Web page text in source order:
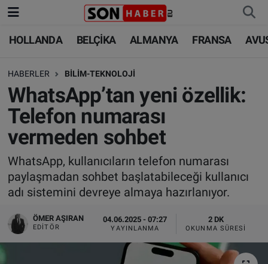
HOLLANDA BELÇİKA ALMANYA FRANSA
HABERLER BİLİM-TEKNOLOJİ
WhatsApp’tan yeni özellik:
Telefon numarası
vermeden sohbet
WhatsApp, kullanıcıların telefon numarası
paylaşmadan sohbet başlatabileceği kullanıcı
adı sistemini devreye almaya hazırlanıyor.
ÖMER AŞIRAN
EDITÖR
04.06.2025 - 07:27
YAYINLANMA
2 DK
OKUNMA SÜRESI
HOLLANDA
BELÇİKA
ALMANYA
FRANSA
AVUSTURYA
SAĞLIK - YAŞAM
BİLİM-TEKNOLOJİ
HOLLANDA
BELÇİKA
ALMANYA
TÜRKİYE
DÜNYA
BİLİM-TEKNOLOJİ
SAĞLIK
Nöbetçi Eczaneler
Hava Durumu
Trafik Durumu
Süper Lig Puan Durumu ve Fikstür
Tüm Manşetler
Son Dakika Haberleri
Haber Arşivi